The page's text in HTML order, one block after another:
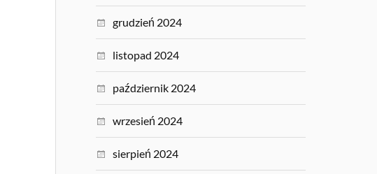
grudzień 2024
listopad 2024
październik 2024
wrzesień 2024
sierpień 2024